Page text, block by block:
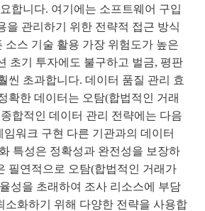
합니다. 여기에는 소프트웨어 구입
을 관리하기 위한 전략적 접근 방식
스 기술 활용 가장 위험도가 높은
초기 투자에도 불구하고 벌금, 평판
씬 초과합니다. 데이터 품질 관리 효
확한 데이터는 오탐(합법적인 거래
합적인 데이터 관리 전략에는 다음
워크 구현 다른 기관과의 데이터
특성은 정확성과 완전성을 보장하
필연적으로 오탐(합법적인 거래가
성을 초래하여 조사 리소스에 부담
화하기 위해 다양한 전략을 사용합